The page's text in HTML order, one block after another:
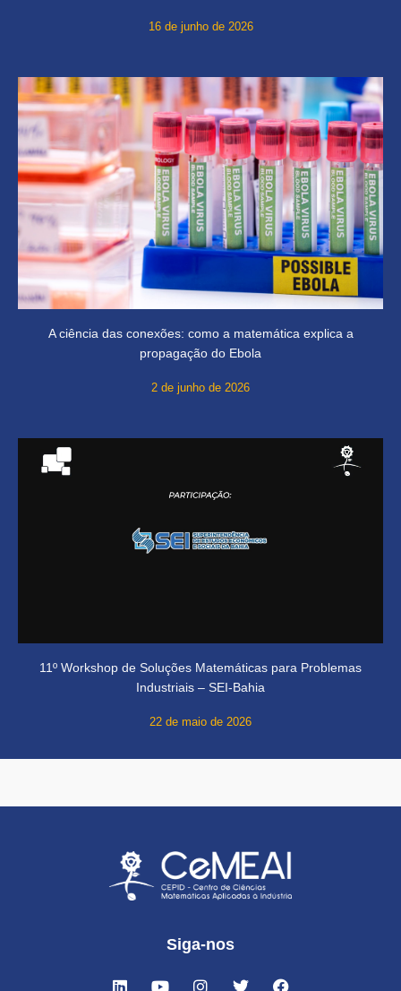
16 de junho de 2026
A ciência das conexões: como a matemática explica a
propagação do Ebola
2 de junho de 2026
11º Workshop de Soluções Matemáticas para Problemas
Industriais – SEI-Bahia
22 de maio de 2026
Siga-nos